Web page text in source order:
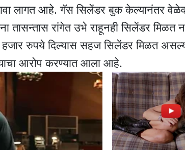
लागत आहे. गॅस सिलेंडर बुक केल्यानंतर
तासन्तास रांगेत उभे राहूनही सिलेंडर मिळत
रुपये दिल्यास सहज सिलेंडर मिळत
आरोप करण्यात आला आहे.